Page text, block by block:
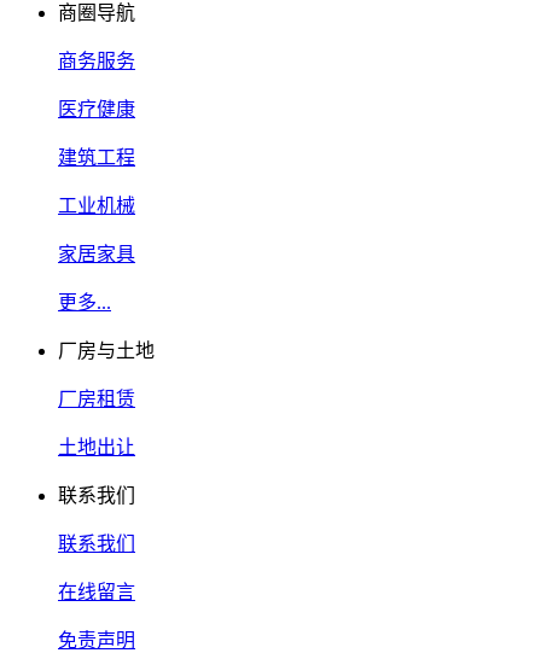
商圈导航
商务服务
医疗健康
建筑工程
工业机械
家居家具
更多...
厂房与土地
厂房租赁
土地出让
联系我们
联系我们
在线留言
免责声明